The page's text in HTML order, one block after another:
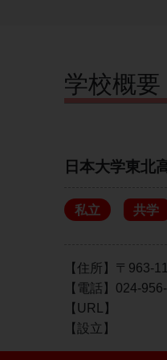
学校概要
日本大学東北
私立 共学
【住所】〒963-
【電話】024-
【URL】
【設立】